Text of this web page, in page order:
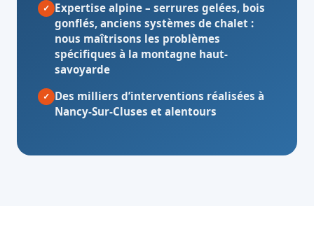
✓ Expertise alpine – serrures gelées, bois
gonflés, anciens systèmes de chalet :
nous maîtrisons les problèmes
spécifiques à la montagne haut-
savoyarde
✓ Des milliers d’interventions réalisées à
Nancy-Sur-Cluses et alentours